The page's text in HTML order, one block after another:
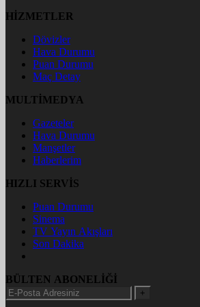
HİZMETLER
Dövizler
Hava Durumu
Puan Durumu
Maç Detay
MULTİMEDYA
Gazeteler
Hava Durumu
Manşetler
Haberlerim
HIZLI SERVİS
Puan Durumu
Sinema
TV Yayın Akışları
Son Dakika
BÜLTEN ABONELİĞİ
+